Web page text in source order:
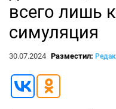
всего лишь
симуляция
30.07.2024 Разместил: